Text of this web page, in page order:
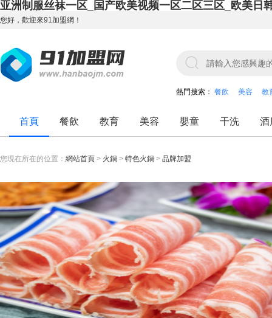
亚洲制服丝袜一区_国产欧美视频一区二区三区_欧美日
您好，歡迎來91加盟網！
熱門搜索： 餐飲 美容 教
首頁 餐飲 教育 美容 嬰童 干洗 酒
您現在所在的位置： 網站首頁 > 火鍋 > 特色火鍋 > 品牌加盟